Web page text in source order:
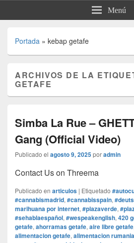
Menú
Portada » kebap getafe
ARCHIVOS DE LA
GETAFE
Simba La Rue –
Gang (Official Video)
Publicado el agosto 9, 2025poradmin
Contact Us on Threema
Publicado en articulos | Etiquetado
#cannabismadrid, #cannabisspain,
marihuana por internet, #plazaverde,
#sehablaespañol, #wespeakenglish, 420
getafe, ahorramas getafe, aire libre getafe
alimentacion getafe, alimentacion